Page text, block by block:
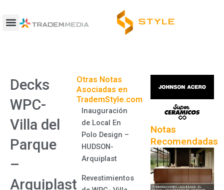
contenido
Decks
WPC-
Villa del
Parque
–
Arquiplast
Otras Notas
Asociadas en
TrademStyle.com
Inauguración
de Local En
Polo Design –
HUDSON-
Arquiplast
Revestimientos
Notas
Recomendadas